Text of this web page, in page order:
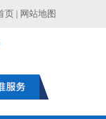
页 | 网站地图